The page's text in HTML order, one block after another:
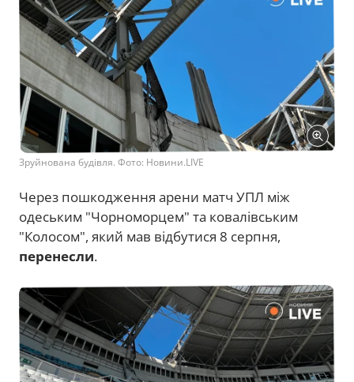
Зруйнована будівля. Фото: Новини.LIVE
Через пошкодження арени матч УПЛ між
одеським "Чорноморцем" та ковалівським
"Колосом", який мав відбутися 8 серпня,
перенесли.